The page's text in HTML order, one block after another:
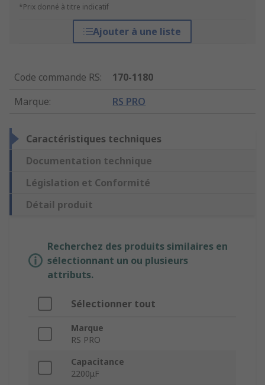
*Prix donné à titre indicatif
Ajouter à une liste
Code commande RS:
170-1180
Marque: RS PRO
Caractéristiques techniques
Documentation technique
Législation et Conformité
Détail produit
Recherchez des produits similaires en
sélectionnant un ou plusieurs
attributs.
Sélectionner tout
Marque
RS PRO
Capacitance
2200μF